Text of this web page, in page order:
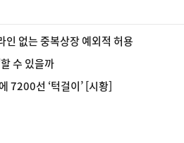
없는 중복상장 예외적 허용
수 있을까
7200선 ‘턱걸이’ [시황]